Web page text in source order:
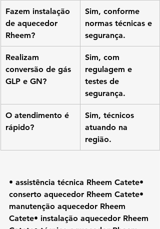
Fazem instalação
de aquecedor
Rheem?
Sim, conforme
normas técnicas e
segurança.
Realizam
conversão de gás
GLP e GN?
Sim, com
regulagem e
testes de
segurança.
O atendimento é
rápido?
Sim, técnicos
atuando na
região.
• assistência técnica Rheem Catete•
conserto aquecedor Rheem Catete•
manutenção aquecedor Rheem
Catete• instalação aquecedor Rheem